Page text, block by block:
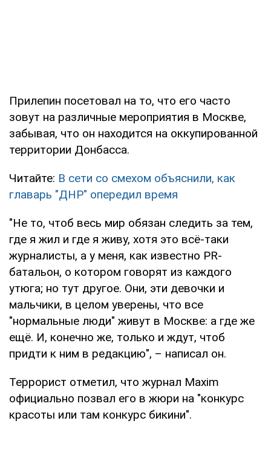
Прилепин посетовал на то, что его часто
зовут на различные мероприятия в Москве,
забывая, что он находится на оккупированной
территории Донбасса.
Читайте: В сети со смехом объяснили, как
главарь "ДНР" опередил время
"Не то, чтоб весь мир обязан следить за тем,
где я жил и где я живу, хотя это всё-таки
журналисты, а у меня, как известно PR-
батальон, о котором говорят из каждого
утюга; но тут другое. Они, эти девочки и
мальчики, в целом уверены, что все
"нормальные люди" живут в Москве: а где же
ещё. И, конечно же, только и ждут, чтоб
придти к ним в редакцию", – написал он.
Террорист отметил, что журнал Maxim
официально позвал его в жюри на "конкурс
красоты или там конкурс бикини".